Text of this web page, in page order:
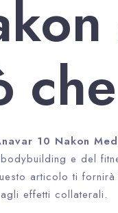
10 Nakon
e del
articolo ti
effetti collaterali.